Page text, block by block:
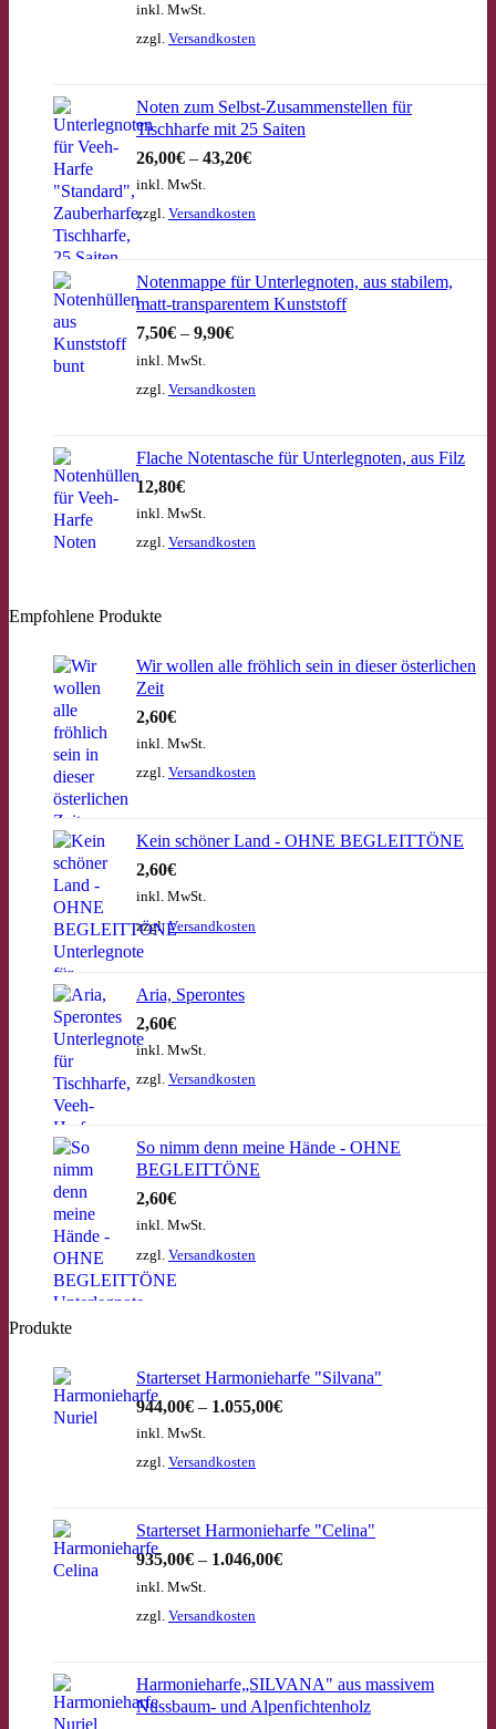
inkl. MwSt.
zzgl. Versandkosten
Noten zum Selbst-Zusammenstellen für
Tischharfe mit 25 Saiten
26,00€ – 43,20€
inkl. MwSt.
zzgl. Versandkosten
Notenmappe für Unterlegnoten, aus stabilem,
matt-transparentem Kunststoff
7,50€ – 9,90€
inkl. MwSt.
zzgl. Versandkosten
Flache Notentasche für Unterlegnoten, aus Filz
12,80€
inkl. MwSt.
zzgl. Versandkosten
Empfohlene Produkte
Wir wollen alle fröhlich sein in dieser österlichen
Zeit
2,60€
inkl. MwSt.
zzgl. Versandkosten
Kein schöner Land - OHNE BEGLEITTÖNE
2,60€
inkl. MwSt.
zzgl.Versandkosten
Aria, Sperontes
2,60€
inkl. MwSt.
zzgl. Versandkosten
So nimm denn meine Hände - OHNE
BEGLEITTÖNE
2,60€
inkl. MwSt.
zzgl. Versandkosten
Produkte
Starterset Harmonieharfe "Silvana"
944,00€ – 1.055,00€
inkl. MwSt.
zzgl. Versandkosten
Starterset Harmonieharfe "Celina"
935,00€ – 1.046,00€
inkl. MwSt.
zzgl. Versandkosten
Harmonieharfe„SILVANA" aus massivem
Nussbaum- und Alpenfichtenholz